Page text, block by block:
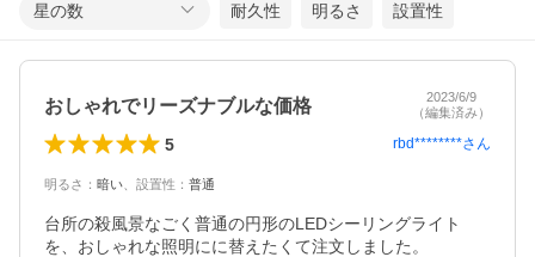
星の数 耐久性 明るさ 設置性
おしゃれでリーズナブルな価格
2023/6/9
（編集済み）
5 rbd********さん
明るさ ： 暗い 設置性 ： 普通
台所の殺風景なごく普通の円形のLEDシーリングライト
を、おしゃれな照明にに替えたくて注文しました。